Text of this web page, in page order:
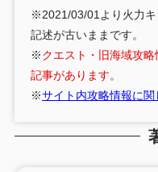
※2021/03/01より火力
記述が古いままです。
※クエスト・旧海域攻
記事があります。
※サイト内攻略情報に関